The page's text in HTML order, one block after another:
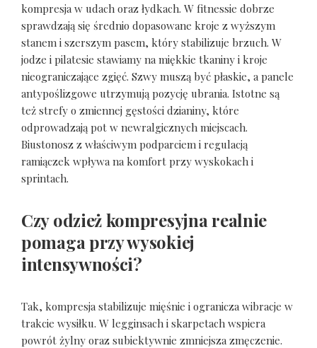
kompresja w udach oraz łydkach. W fitnessie dobrze
sprawdzają się średnio dopasowane kroje z wyższym
stanem i szerszym pasem, który stabilizuje brzuch. W
jodze i pilatesie stawiamy na miękkie tkaniny i kroje
nieograniczające zgięć. Szwy muszą być płaskie, a panele
antypoślizgowe utrzymują pozycję ubrania. Istotne są
też strefy o zmiennej gęstości dzianiny, które
odprowadzają pot w newralgicznych miejscach.
Biustonosz z właściwym podparciem i regulacją
ramiączek wpływa na komfort przy wyskokach i
sprintach.
Czy odzież kompresyjna realnie
pomaga przy wysokiej
intensywności?
Tak, kompresja stabilizuje mięśnie i ogranicza wibracje w
trakcie wysiłku. W legginsach i skarpetach wspiera
powrót żylny oraz subiektywnie zmniejsza zmęczenie.